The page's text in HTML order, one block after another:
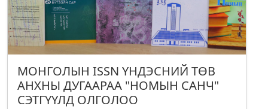
МОНГОЛЫН ISSN ҮНДЭСНИЙ ТӨВ
АНХНЫ ДУГААРАА "НОМЫН САНЧ"
СЭТГҮҮЛД ОЛГОЛОО